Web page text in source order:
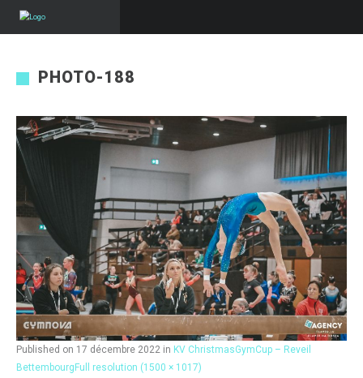
PHOTO-188
Published on 17 décembre 2022 in KV ChristmasGymCup – Reveil
BettembourgFull resolution (1500 × 1017)